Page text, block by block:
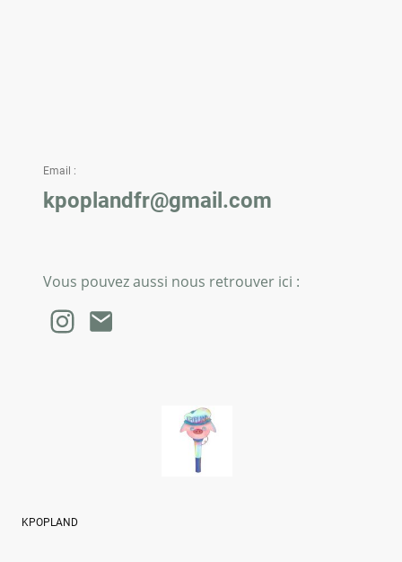
Email :
kpoplandfr@gmail.com
Vous pouvez aussi nous retrouver ici :
KPOPLAND